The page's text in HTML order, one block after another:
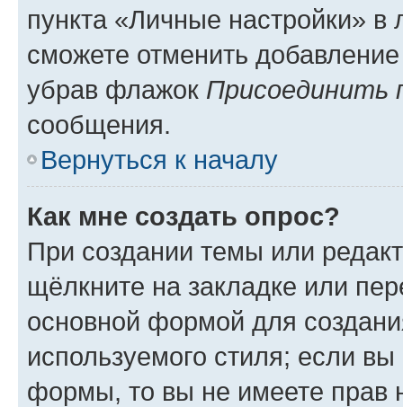
пункта «Личные настройки»
сможете отменить
убрав флажок Присоединить
сообщения.
Вернуться к началу
Как мне создать опрос?
При создании темы или
щёлкните на закладке или
основной формой для
используемого стиля; если
формы, то вы не имеете прав